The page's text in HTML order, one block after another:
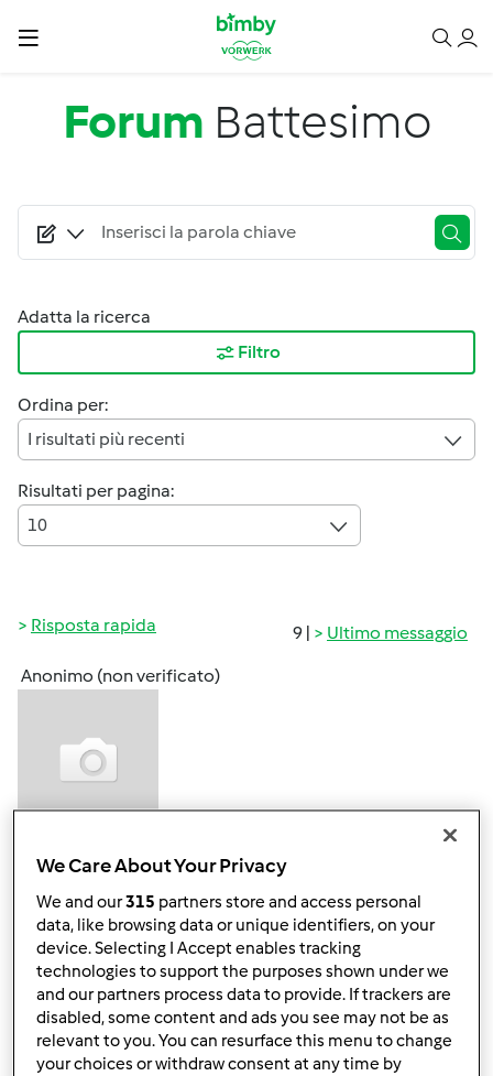
Salta al contenuto principale
Forum Battesimo
Adatta la ricerca
Filtro
Ordina per:
I risultati più recenti
Risultati per pagina:
10
9 | Ultimo messaggio
Risposta rapida
Anonimo (non verificato)
Lun, 09/24/2012 - 08:45
Finalmente il Battesimo di mio nipote è passato e dopo
tanta fatica ecco quello che gli ho fatto.....
We Care About Your Privacy
We and our315 partners store and access personal
data, like browsing data or unique identifiers, on your
device. Selecting I Accept enables tracking
technologies to support the purposes shown under we
and our partners process data to provide. If trackers are
disabled, some content and ads you see may not be as
relevant to you. You can resurface this menu to change
your choices or withdraw consent at any time by